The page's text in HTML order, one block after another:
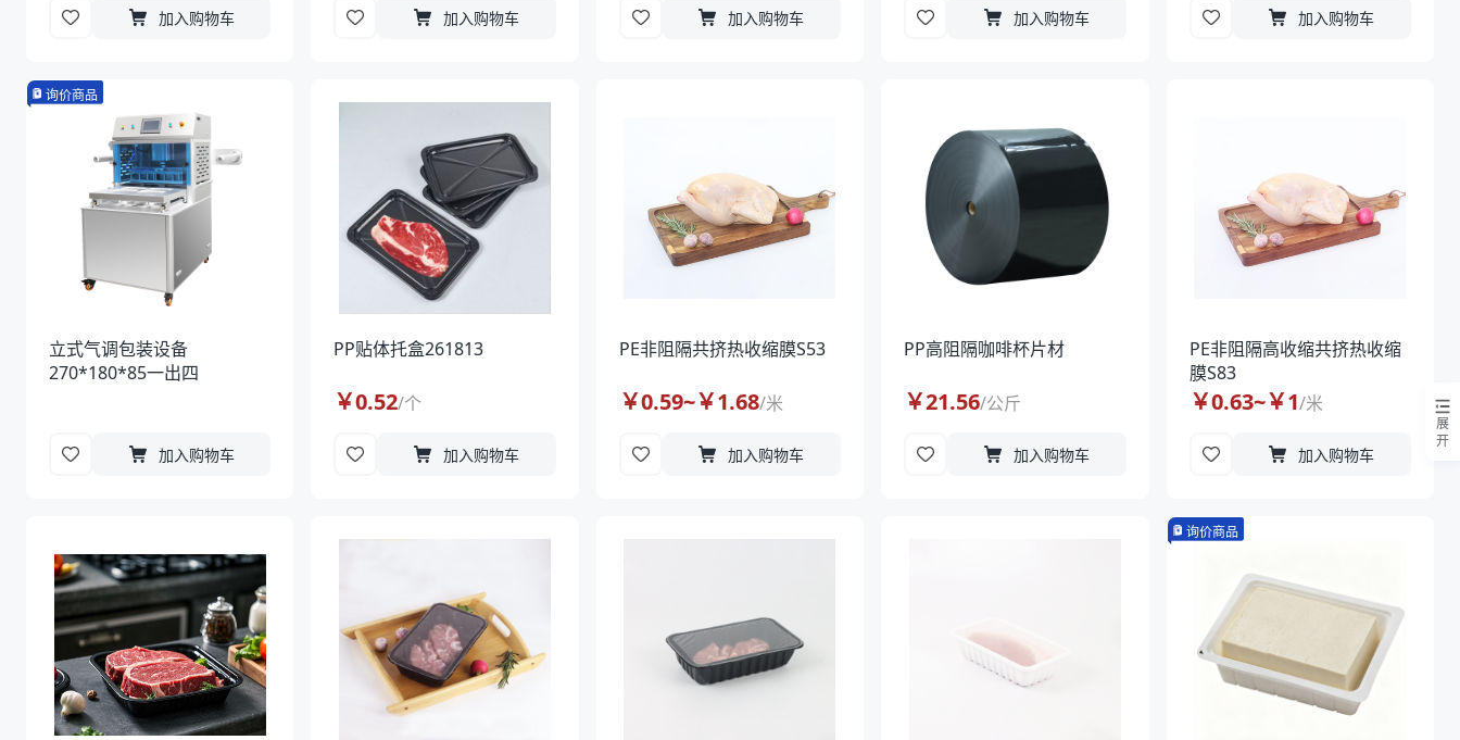
加入购物车 加入购物车 加入购物车 加入购物车 加入购物车
询价商品
立式气调包装设备
270*180*85一出四
加入购物车
PP贴体托盒261813
￥0.52/个
加入购物车
PE非阻隔共挤热收缩膜S53
￥0.59~￥1.68/米
加入购物车
PP高阻隔咖啡杯片材
￥21.56/公斤
加入购物车
PE非阻隔高收缩共挤热收缩
膜S83
￥0.63~￥1/米
加入购物车
询价商品
展
开